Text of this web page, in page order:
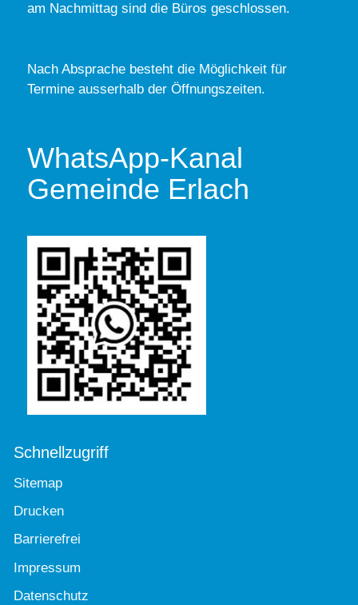
am Nachmittag sind die Büros geschlossen.
Nach Absprache besteht die Möglichkeit für
Termine ausserhalb der Öffnungszeiten.
WhatsApp-Kanal
Gemeinde Erlach
Schnellzugriff
Sitemap
Drucken
Barrierefrei
Impressum
Datenschutz